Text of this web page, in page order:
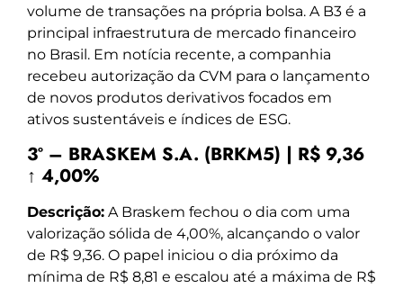
volume de transações na própria bolsa. A B3 é a
principal infraestrutura de mercado financeiro
no Brasil. Em notícia recente, a companhia
recebeu autorização da CVM para o lançamento
de novos produtos derivativos focados em
ativos sustentáveis e índices de ESG.
3º – BRASKEM S.A. (BRKM5) | R$ 9,36
↑ 4,00%
Descrição: A Braskem fechou o dia com uma
valorização sólida de 4,00%, alcançando o valor
de R$ 9,36. O papel iniciou o dia próximo da
mínima de R$ 8,81 e escalou até a máxima de R$